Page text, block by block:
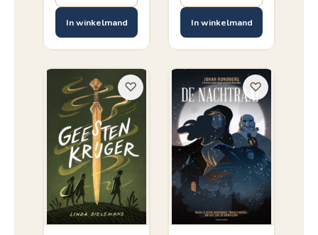
In winkelmand In winkelmand
♡ ♡